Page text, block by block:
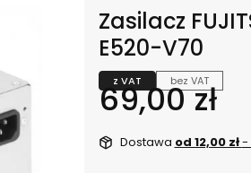
Zasilacz
E520-V70
z VAT bez VAT
Cena
69,00 zł
Dostawa od 12,00 zł-